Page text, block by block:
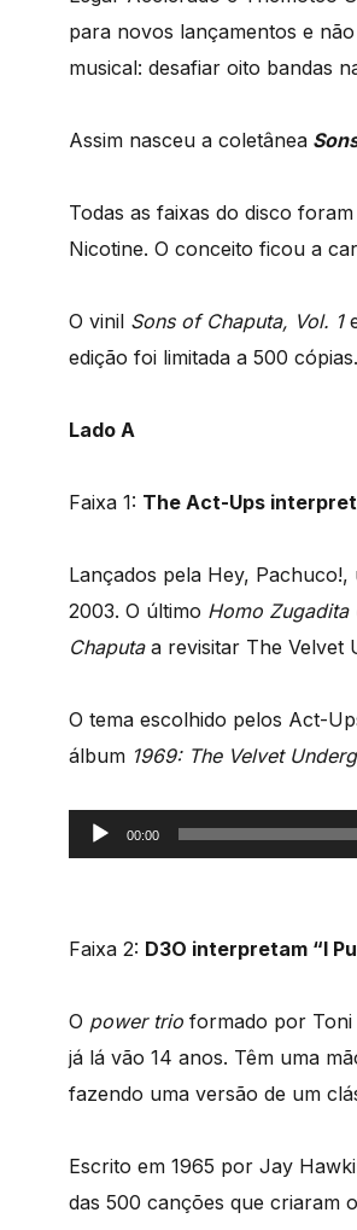
para novos lançamentos e
musical: desafiar oito bandas
Assim nasceu a coletânea
Todas as faixas do disco
Nicotine. O conceito ficou a
O vinil Sons of Chaputa, Vol. 1
edição foi limitada a 500 cópias.
Lado A
Faixa 1: The Act-Ups
Lançados pela Hey,
2003. O último Homo Zugadita
Chaputa a revisitar The Velvet
O tema escolhido pelos Act-
álbum 1969: The Velvet
Reprodutor
de
00:00
Faixa 2: D3O interpretam “I
O power trio formado por Toni
já lá vão 14 anos. Têm uma
fazendo uma versão de um
Escrito em 1965 por Jay
das 500 canções que criaram o